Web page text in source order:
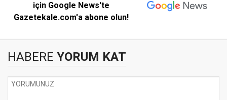
için Google News'te
Gazetekale.com'a abone olun!
HABERE YORUM KAT